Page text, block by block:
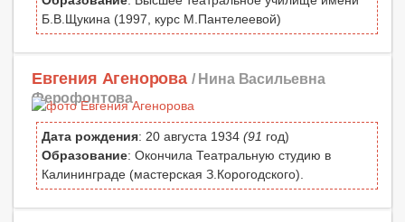
Б.В.Щукина (1997, курс М.Пантелеевой)
Евгения Агенорова / Нина Васильевна
Ферофонтова
Дата рождения: 20 августа 1934 (91 год)
Образование: Окончила Театральную студию в
Калининграде (мастерская З.Корогодского).